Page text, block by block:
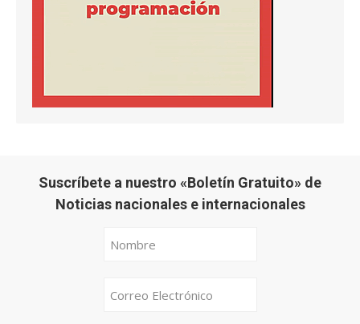
Suscríbete a nuestro «Boletín Gratuito» de
Noticias nacionales e internacionales